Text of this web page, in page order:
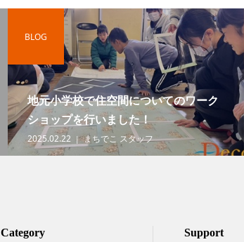
地元小学校で住空間についてのワーク
ショップを行いました！
2025.02.22
まちでこ スタッフ
BLOG
Category Support